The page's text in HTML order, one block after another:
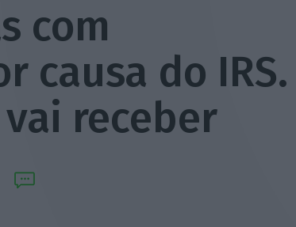
com
causa do IRS.
receber